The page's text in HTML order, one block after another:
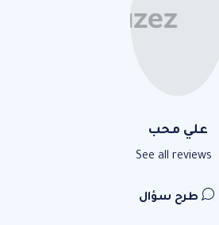
علي محب
See all reviews
طرح سؤال